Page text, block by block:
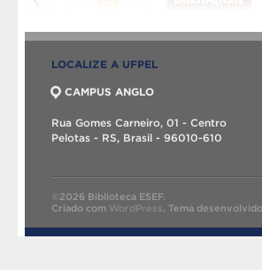
LOCALIZE A UFPEL
CAMPUS ANGLO
Rua Gomes Carneiro, 01 - Centro
Pelotas - RS, Brasil - 96010-610
©2026 Biblioteca ESEF.
Criado com WordPress. Tema